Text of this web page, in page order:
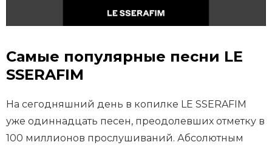
Самые популярные песни LE
SSERAFIM
На сегодняшний день в копилке LE SSERAFIM
уже одиннадцать песен, преодолевших отметку в
100 миллионов прослушиваний. Абсолютным